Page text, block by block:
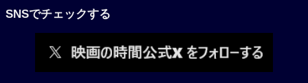
SNSでチェックする